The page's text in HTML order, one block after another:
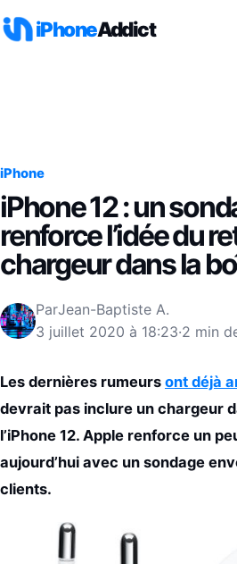
iPhoneAddict
iPhone
iPhone 12 : un
renforce l’idée du
chargeur dans la
ParJean-Baptiste A.
3 juillet 2020 à 18:23·2 min
Les dernières rumeurs ont déjà
devrait pas inclure un chargeur
l’iPhone 12. Apple renforce un
aujourd’hui avec un sondage
clients.